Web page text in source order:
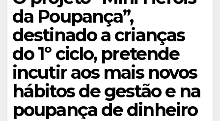
da Poupança”,
destinado a crianças
do 1º ciclo, pretende
incutir aos mais novos
hábitos de gestão e na
poupança de dinheiro